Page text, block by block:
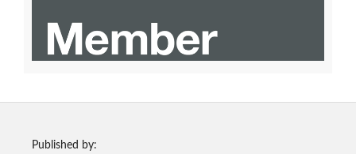
Published by: